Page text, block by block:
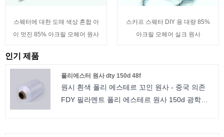
스웨터에 대한 도매 색상 혼합 아
이 멋진 85% 아크릴 모헤어 원사
스카프 스웨터 DIY 용 대량 85%
아크릴 모헤어 실크 원사
인기 제품
폴리에스터 원사 dty 150d 48f
원시 흰색 폴리 에스테르 꼬인 원사 - 중국 의존
FDY 필라멘트 폴리 에스테르 원사 150d 광학은